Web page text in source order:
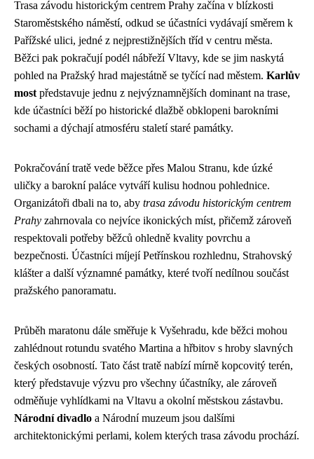
Trasa závodu historickým centrem Prahy začína v blízkosti
Staroměstského náměstí, odkud se účastníci vydávají směrem k
Pařížské ulici, jedné z nejprestižnějších tříd v centru města.
Běžci pak pokračují podél nábřeží Vltavy, kde se jim naskytá
pohled na Pražský hrad majestátně se tyčící nad městem. Karlův
most představuje jednu z nejvýznamnějších dominant na trase,
kde účastníci běží po historické dlažbě obklopeni barokními
sochami a dýchají atmosféru staletí staré památky.
Pokračování tratě vede běžce přes Malou Stranu, kde úzké
uličky a barokní paláce vytváří kulisu hodnou pohlednice.
Organizátoři dbali na to, aby trasa závodu historickým centrem
Prahy zahrnovala co nejvíce ikonických míst, přičemž zároveň
respektovali potřeby běžců ohledně kvality povrchu a
bezpečnosti. Účastníci míjejí Petřínskou rozhlednu, Strahovský
klášter a další významné památky, které tvoří nedílnou součást
pražského panoramatu.
Průběh maratonu dále směřuje k Vyšehradu, kde běžci mohou
zahlédnout rotundu svatého Martina a hřbitov s hroby slavných
českých osobností. Tato část tratě nabízí mírně kopcovitý terén,
který představuje výzvu pro všechny účastníky, ale zároveň
odměňuje vyhlídkami na Vltavu a okolní městskou zástavbu.
Národní divadlo a Národní muzeum jsou dalšími
architektonickými perlami, kolem kterých trasa závodu prochází.